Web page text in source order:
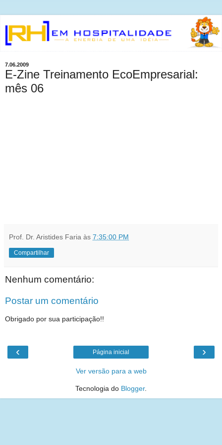
7.06.2009
E-Zine Treinamento EcoEmpresarial:
mês 06
Prof. Dr. Aristides Faria às 7:35:00 PM
Compartilhar
Nenhum comentário:
Postar um comentário
Obrigado por sua participação!!
‹ ›
Página inicial
Ver versão para a web
Tecnologia do Blogger.